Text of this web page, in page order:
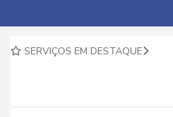
SERVIÇOS EM DESTAQUE